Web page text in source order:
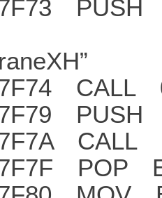
程
CALL
PUSH
CALL
POP